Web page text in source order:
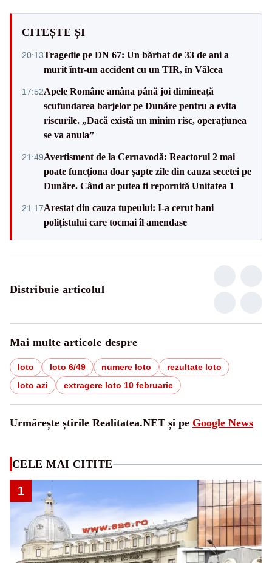
CITEȘTE ȘI
20:13Tragedie pe DN 67: Un bărbat de 33 de ani a
murit într-un accident cu un TIR, în Vâlcea
17:52Apele Române amâna până joi dimineață
scufundarea barjelor pe Dunăre pentru a evita
riscurile. „Dacă există un minim risc, operațiunea
se va anula”
21:49Avertisment de la Cernavodă: Reactorul 2 mai
poate funcționa doar șapte zile din cauza secetei pe
Dunăre. Când ar putea fi repornită Unitatea 1
21:17Arestat din cauza tupeului: I-a cerut bani
polițistului care tocmai îl amendase
Distribuie articolul
Mai multe articole despre
loto loto 6/49 numere loto
rezultate loto
loto azi
extragere loto 10 februarie
Urmărește știrile Realitatea.NET și pe Google News
CELE MAI CITITE
1